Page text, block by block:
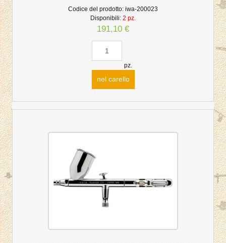
Codice del prodotto: iwa-200023
Disponibili: 2 pz.
191,10 €
pz.
nel carello